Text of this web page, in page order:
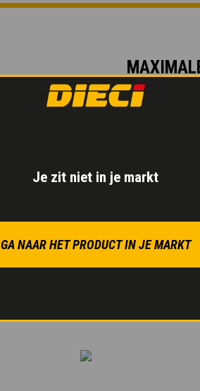
Je zit niet in je markt
GA NAAR HET PRODUCT IN JE MARKT
De
Het
garandeert
voor een veilige